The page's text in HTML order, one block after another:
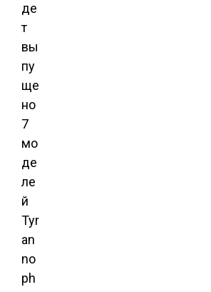
де
т
вы
пу
ще
но
7
мо
де
ле
й
Tyr
an
no
ph